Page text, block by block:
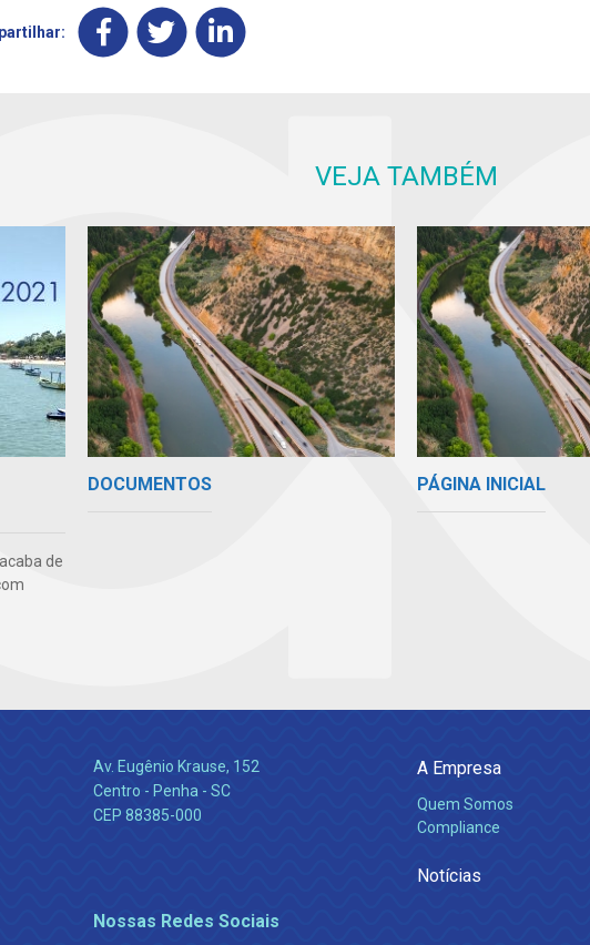
VEJA TAMBÉM
de
DOCUMENTOS PÁGINA INICIAL
Av. Eugênio Krause, 152
Centro - Penha - SC
CEP 88385-000
Nossas Redes Sociais
A Empresa
Quem Somos
Compliance
Notícias